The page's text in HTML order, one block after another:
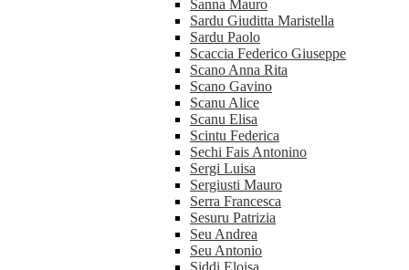
Sanna Mauro
Sardu Giuditta Maristella
Sardu Paolo
Scaccia Federico Giuseppe
Scano Anna Rita
Scano Gavino
Scanu Alice
Scanu Elisa
Scintu Federica
Sechi Fais Antonino
Sergi Luisa
Sergiusti Mauro
Serra Francesca
Sesuru Patrizia
Seu Andrea
Seu Antonio